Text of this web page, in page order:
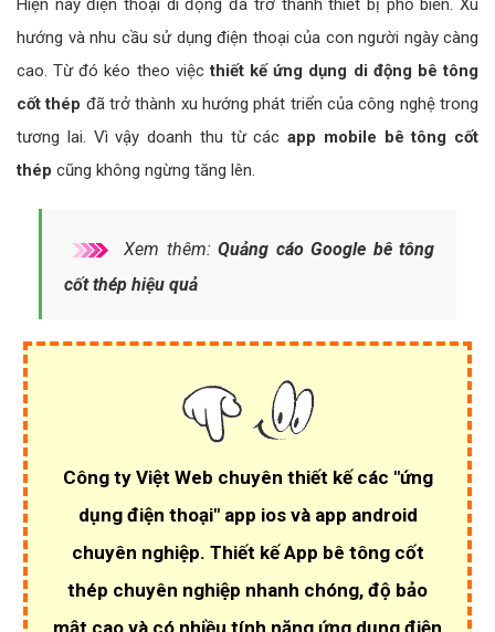
Hiện nay điện thoại di động đã trở thành thiết bị phổ biến. Xu
hướng và nhu cầu sử dụng điện thoại của con người ngày càng
cao. Từ đó kéo theo việcthiết kế ứng dụng di động bê tông
cốt thép đã trở thành xu hướng phát triển của công nghệ trong
tương lai. Vì vậy doanh thu từ các app mobile bê tông cốt
thép cũng không ngừng tăng lên.
Xem thêm:Quảng cáo Google bê tông
cốt thép hiệu quả
Công ty Việt Web chuyên thiết kế các "ứng
dụng điện thoại"app ios và app android
chuyên nghiệp. Thiết kế App bê tông cốt
thép chuyên nghiệp nhanh chóng, độ bảo
mật cao và có nhiều tính năng ứng dụng điện